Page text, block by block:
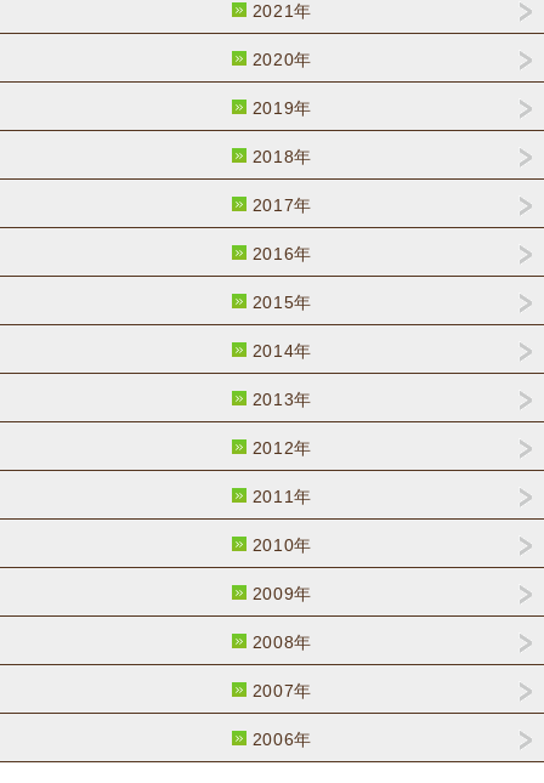
2021年
2020年
2019年
2018年
2017年
2016年
2015年
2014年
2013年
2012年
2011年
2010年
2009年
2008年
2007年
2006年